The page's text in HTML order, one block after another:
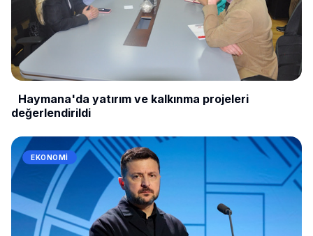
Haymana'da yatırım ve kalkınma projeleri
değerlendirildi
EKONOMI